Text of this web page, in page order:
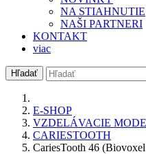
NA STIAHNUTIE
NAŠI PARTNERI
KONTAKT
viac
Hľadať
E-SHOP
VZDELÁVACIE
CARIESTOOTH
CariesTooth 46